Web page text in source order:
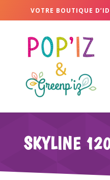
VOTRE BOUTIQUE
SKYLINE